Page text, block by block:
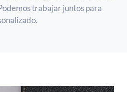
trabajar juntos para